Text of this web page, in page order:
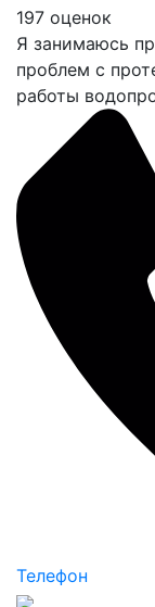
197 оценок
Я занимаюсь
проблем с
работы
Телефон